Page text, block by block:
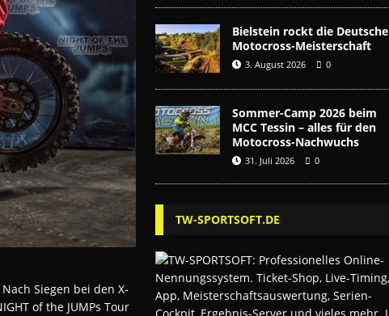
Siegen bei den X-
of the JUMPs Tour
Bielstein rockt die Deutsche
Motocross-Meisterschaft
3. August 2026 0
Sommer-Camp 2026 beim
MCC Tessin – alles für den
Motocross-Nachwuchs
31. Juli 2026 0
TW-SPORTSOFT.DE